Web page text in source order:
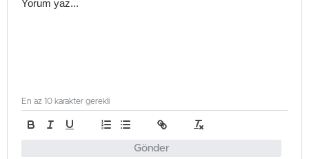
Gönder
En az 10 karakter gerekli